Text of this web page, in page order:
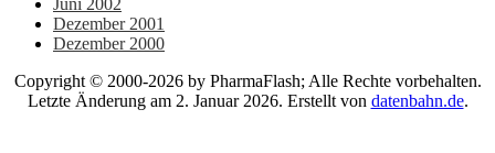
Juni 2002
Dezember 2001
Dezember 2000
Copyright © 2000-2026 by PharmaFlash; Alle Rechte vorbehalten.
Letzte Änderung am 2. Januar 2026. Erstellt von datenbahn.de.